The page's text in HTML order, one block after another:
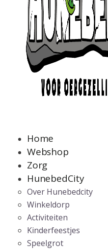
Home
Webshop
Zorg
HunebedCity
Over Hunebedcity
Winkeldorp
Activiteiten
Kinderfeestjes
Speelgrot